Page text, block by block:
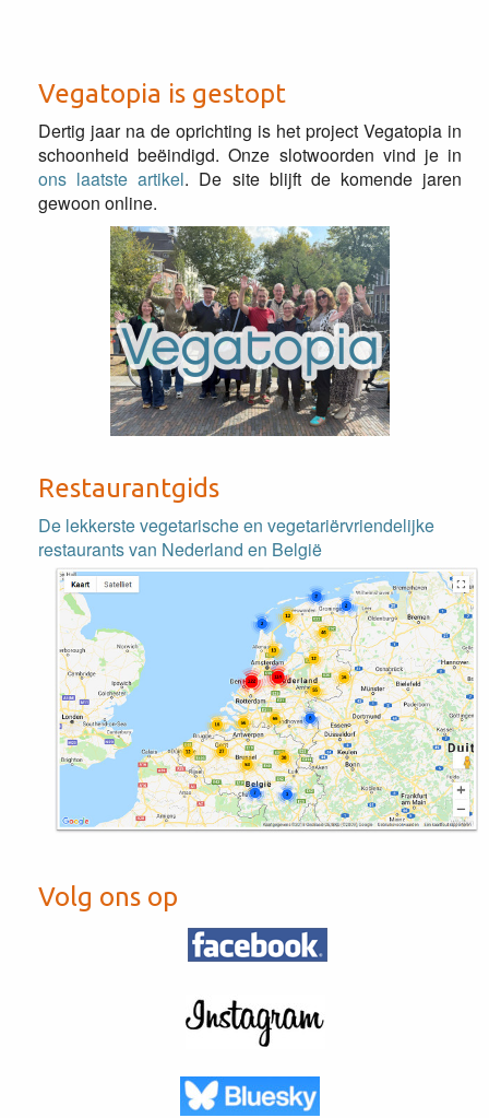
Vegatopia is gestopt
Dertig jaar na de oprichting is het project Vegatopia in
schoonheid beëindigd. Onze slotwoorden vind je in
ons laatste artikel. De site blijft de komende jaren
gewoon online.
Restaurantgids
De lekkerste vegetarische en vegetariërvriendelijke
restaurants van Nederland en België
Volg ons op